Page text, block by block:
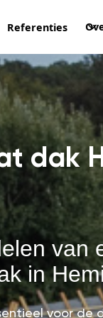
Referenties
dak
van
in
voor de